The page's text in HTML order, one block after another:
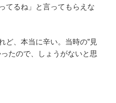
てるね」と言ってもらえな
ど、本当に辛い。当時の”見
たので、しょうがないと思